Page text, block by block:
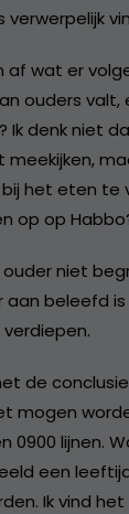
verwerpelijk
af wat er
ouders valt,
Ik denk niet
bij het eten te
op op
niet
aan beleefd
de
mogen
0900 lijnen.
een
Ik vind